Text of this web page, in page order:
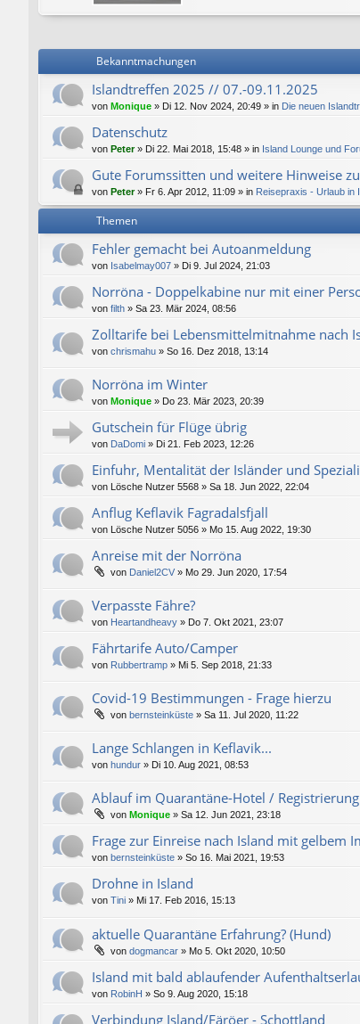
Bekanntmachungen
Islandtreffen 2025 // 07.-09.11.2025
von Monique » Di 12. Nov 2024, 20:49 » in Die neuen
Datenschutz
von Peter» Di 22. Mai 2018, 15:48 » in Island Lounge und
Gute Forumssitten und weitere Hinweise
von Peter» Fr 6. Apr 2012, 11:09 » in Reisepraxis - Urlaub in
Themen
Fehler gemacht bei Autoanmeldung
von Isabelmay007 » Di 9. Jul 2024, 21:03
Norröna - Doppelkabine nur mit einer
von filth » Sa 23. Mär 2024, 08:56
Zolltarife bei Lebensmittelmitnahme nach
von chrismahu » So 16. Dez 2018, 13:14
Norröna im Winter
von Monique » Do 23. Mär 2023, 20:39
Gutschein für Flüge übrig
von DaDomi » Di 21. Feb 2023, 12:26
Einfuhr, Mentalität der Isländer und
von Lösche Nutzer 5568 » Sa 18. Jun 2022, 22:04
Anflug Keflavik Fagradalsfjall
von Lösche Nutzer 5056 » Mo 15. Aug 2022, 19:30
Anreise mit der Norröna
von Daniel2CV » Mo 29. Jun 2020, 17:54
Verpasste Fähre?
von Heartandheavy » Do 7. Okt 2021, 23:07
Fährtarife Auto/Camper
von Rubbertramp » Mi 5. Sep 2018, 21:33
Covid-19 Bestimmungen - Frage hierzu
von bernsteinküste » Sa 11. Jul 2020, 11:22
Lange Schlangen in Keflavik...
von hundur » Di 10. Aug 2021, 08:53
Ablauf im Quarantäne-Hotel /
von Monique » Sa 12. Jun 2021, 23:18
Frage zur Einreise nach Island mit gelbem
von bernsteinküste » So 16. Mai 2021, 19:53
Drohne in Island
von Tini » Mi 17. Feb 2016, 15:13
aktuelle Quarantäne Erfahrung? (Hund)
von dogmancar » Mo 5. Okt 2020, 10:50
Island mit bald ablaufender
von RobinH » So 9. Aug 2020, 15:18
Verbindung Island/Färöer - Schottland